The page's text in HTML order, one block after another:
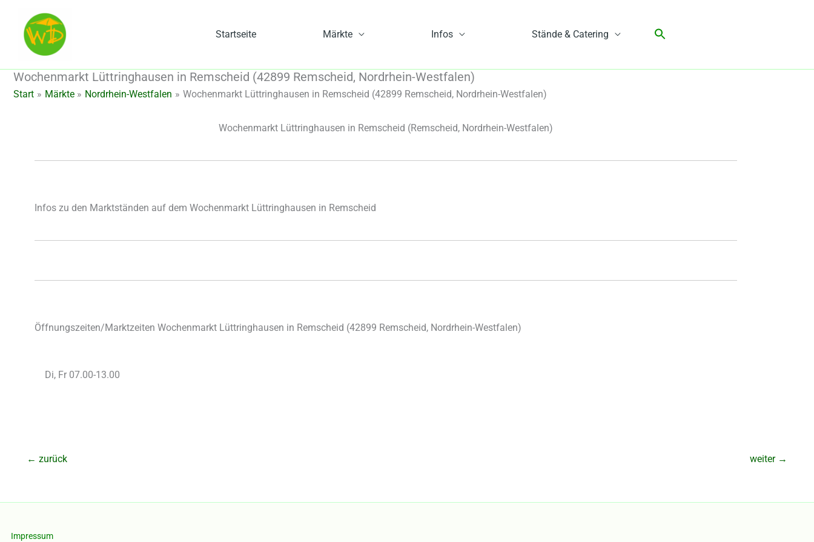
springen
Startseite Märkte Infos Stände & Catering
Wochenmarkt Lüttringhausen in Remscheid (42899 Remscheid, Nordrhein-Westfalen)
Start Märkte Nordrhein-Westfalen Wochenmarkt Lüttringhausen in Remscheid (42899 Remscheid, Nordrhein-Westfalen)
Wochenmarkt Lüttringhausen in Remscheid (Remscheid, Nordrhein-Westfalen)
Infos zu den Marktständen auf dem Wochenmarkt Lüttringhausen in Remscheid
Öffnungszeiten/Marktzeiten Wochenmarkt Lüttringhausen in Remscheid (42899 Remscheid, Nordrhein-Westfalen)
Di, Fr 07.00-13.00
← zurück weiter →
Impressum